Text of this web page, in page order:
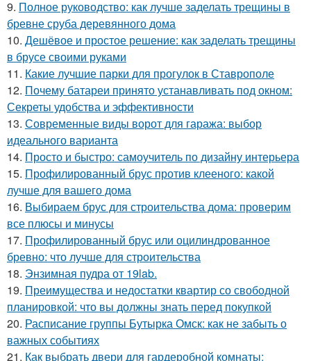
9. Полное руководство: как лучше заделать трещины в
бревне сруба деревянного дома
10. Дешёвое и простое решение: как заделать трещины
в брусе своими руками
11. Какие лучшие парки для прогулок в Ставрополе
12. Почему батареи принято устанавливать под окном:
Секреты удобства и эффективности
13. Современные виды ворот для гаража: выбор
идеального варианта
14. Просто и быстро: самоучитель по дизайну интерьера
15. Профилированный брус против клееного: какой
лучше для вашего дома
16. Выбираем брус для строительства дома: проверим
все плюсы и минусы
17. Профилированный брус или оцилиндрованное
бревно: что лучше для строительства
18. Энзимная пудра от 19lab.
19. Преимущества и недостатки квартир со свободной
планировкой: что вы должны знать перед покупкой
20. Расписание группы Бутырка Омск: как не забыть о
важных событиях
21. Как выбрать двери для гардеробной комнаты: